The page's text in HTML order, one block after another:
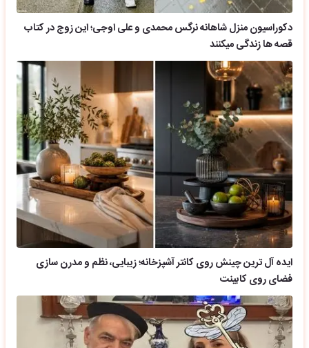
دکوراسیون منزل شاهانه نرگس محمدی و علی اوجی؛ این زوج در کتاب
قصه ها زندگی میکنند
ایده آل ترین چینش روی کانتر آشپزخانه؛ زیبایی، نظم و مدرن سازی
فضای روی کابینت